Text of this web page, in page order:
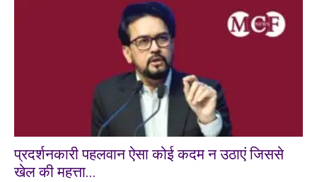
प्रदर्शनकारी पहलवान ऐसा कोई कदम न उठाएं जिससे
खेल की महत्ता...